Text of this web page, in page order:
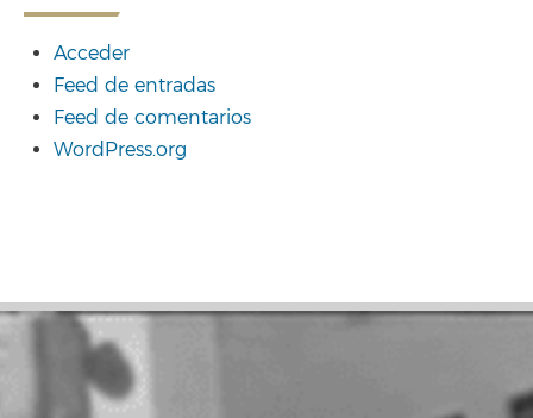
Acceder
Feed de entradas
Feed de comentarios
WordPress.org